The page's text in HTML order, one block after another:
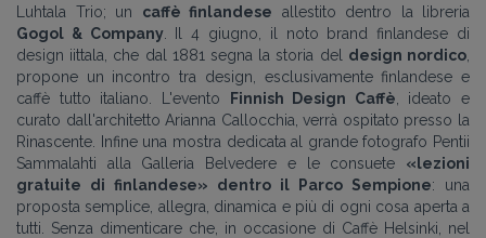
Luhtala Trio; un caffè finlandese allestito dentro la libreria
Gogol & Company. Il 4 giugno, il noto brand finlandese di
design iittala, che dal 1881 segna la storia del design nordico
propone un incontro tra design, esclusivamente finlandese e
caffè tutto italiano. L'evento
Finnish Design Caffè , ideato e
curato dall'architetto Arianna Callocchia, verrà ospitato presso la
Rinascente. Infine una mostra dedicata al grande fotografo Pentii
Sammalahti alla Galleria Belvedere e le consuete «lezioni
gratuite di finlandese» dentro il Parco Sempione: una
proposta semplice, allegra, dinamica e più di ogni cosa aperta a
tutti. Senza dimenticare che, in occasione di Caffè Helsinki, nel